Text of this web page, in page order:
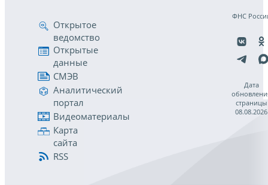
Открытое
ведомство
Открытые
данные
СМЭВ
Аналитический
портал
Видеоматериалы
Карта
сайта
RSS
ФНС
Дата
страницы
08.08.2026